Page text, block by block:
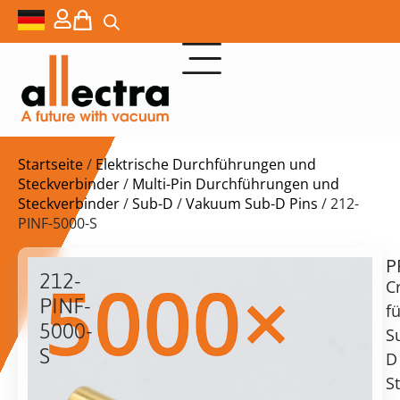
Startseite/ Elektrische Durchführungen und
Steckverbinder/ Multi-Pin Durchführungen und
Steckverbinder/Sub-D /Vakuum Sub-D Pins / 212-
PINF-5000-S
212-
PINF-
5000-
S
$
auf
D